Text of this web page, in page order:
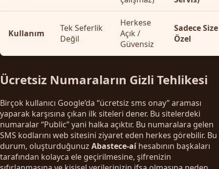
Kullanım
Tek Seferlik
Değil
Herkese
Açık /
Güvensiz
Sadece Size
Özel
Ücretsiz Numaraların Gizli Tehlikesi
Birçok kullanıcı Google’da “ücretsiz sms onay” araması
yaparak karşısına çıkan ilk siteleri dener. Bu sitelerdeki
numaralar “Public” yani halka açıktır. Bu numaralara gelen
SMS kodlarını web sitesini ziyaret eden herkes görebilir. Bu
durum, oluşturduğunuz Abastece-aíhesabının başkaları
tarafından kolayca ele geçirilmesine, şifrenizin